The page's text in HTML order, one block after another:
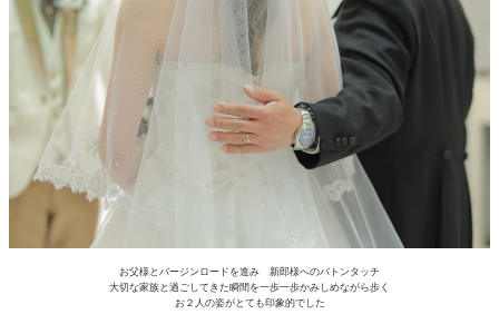
お父様とバージンロードを進み 新郎様へのバトンタッチ
大切な家族と過ごしてきた瞬間を一歩一歩かみしめながら歩く
お２人の姿がとても印象的でした